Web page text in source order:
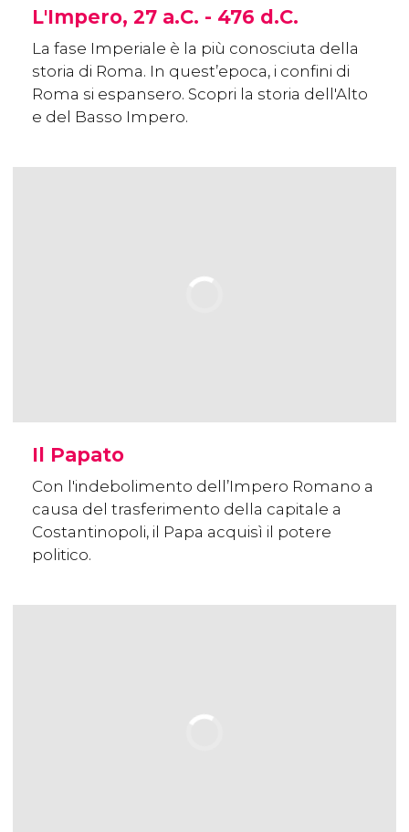
L'Impero, 27 a.C. - 476 d.C.
La fase Imperiale è la più conosciuta della
storia di Roma. In quest’epoca, i confini di
Roma si espansero. Scopri la storia dell'Alto
e del Basso Impero.
Il Papato
Con l'indebolimento dell’Impero Romano a
causa del trasferimento della capitale a
Costantinopoli, il Papa acquisì il potere
politico.